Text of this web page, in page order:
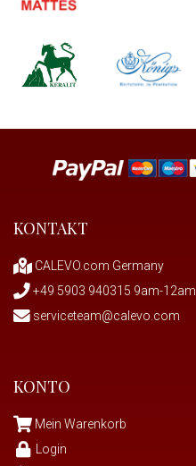
KONTAKT
CALEVO.com Germany
+49 5903 940315 9am-12am
serviceteam@calevo.com
KONTO
Mein Warenkorb
Login